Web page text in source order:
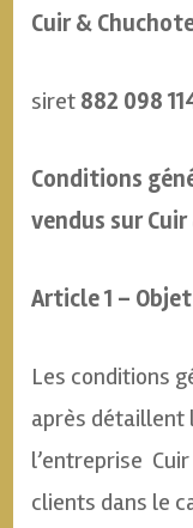
Cuir &
siret 882 098
Conditions
vendus sur
Article 1 – Objet
Les conditions
après détaillent
l’entreprise
clients dans le